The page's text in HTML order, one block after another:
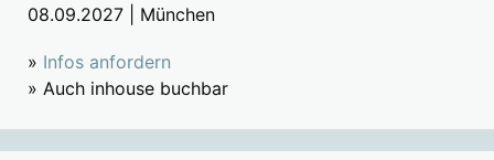
08.09.2027 | München
» Infos anfordern
» Auch inhouse buchbar